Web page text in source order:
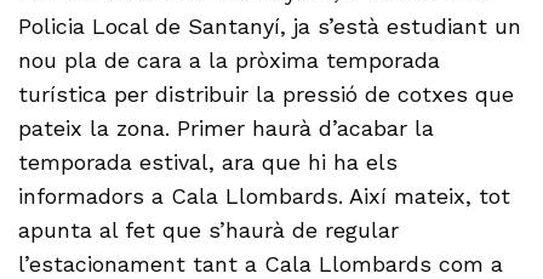
Policia Local de Santanyí, ja s’està estudiant un
nou pla de cara a la pròxima temporada
turística per distribuir la pressió de cotxes que
pateix la zona. Primer haurà d’acabar la
temporada estival, ara que hi ha els
informadors a Cala Llombards. Així mateix, tot
apunta al fet que s’haurà de regular
l’estacionament tant a Cala Llombards com a